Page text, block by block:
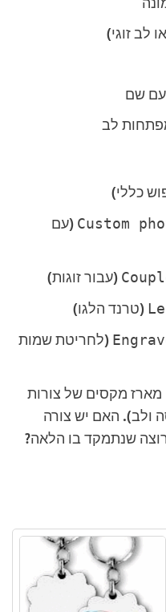
לב זוגי)
עם שם
לב
כללי)
Custom (עם
(עבור זוגות)
(טרנד הלגו)
(לחריטת שמות
מקסים של צורות
ולב). האם יש צורה
שנתמקד בו הלאה?